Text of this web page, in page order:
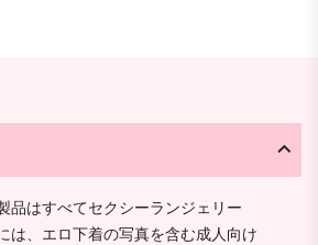
品はすべてセクシーランジェリー
は、エロ下着の写真を含む成人向け